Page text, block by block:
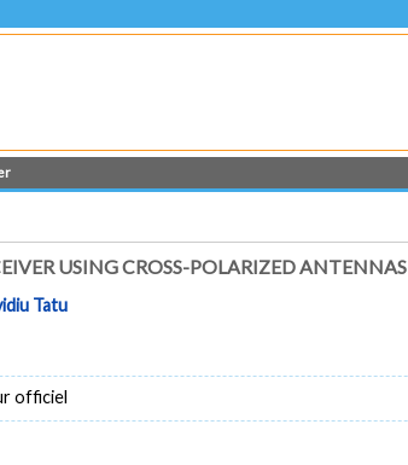
USING CROSS-POLARIZED ANTENNAS
Tatu
officiel